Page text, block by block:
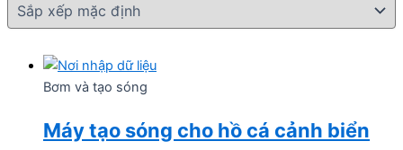
Bơm và tạo sóng
Máy tạo sóng cho hồ cá cảnh biển